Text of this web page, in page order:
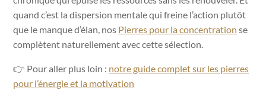
quand c’est la dispersion mentale qui freine l’action plutôt
que le manque d’élan, nos Pierres pour la concentration se
complètent naturellement avec cette sélection.
👉 Pour aller plus loin : notre guide complet sur les pierres
pour l’énergie et la motivation